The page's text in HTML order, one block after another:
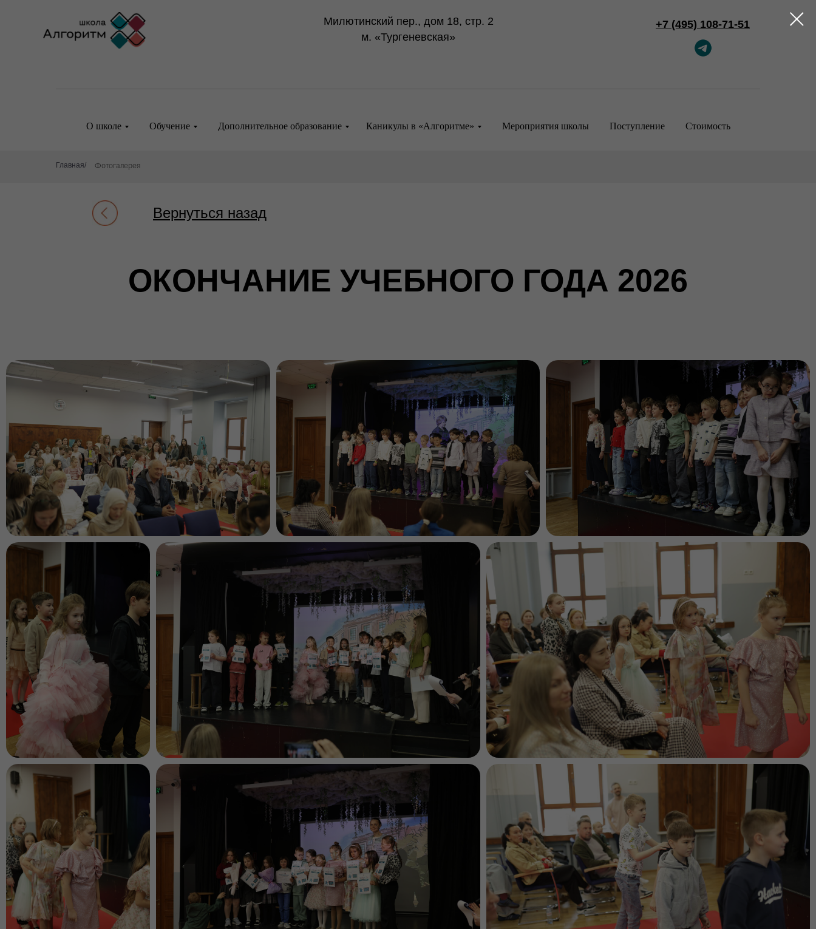
+7 (495) 108-71-51
Милютинский пер., дом 18, стр. 2
м. «Тургеневская»
О школе Обучение Дополнительное образование Каникулы в «Алгоритме» Мероприятия школы Поступление Стоимость
Главная/ Фотогалерея
Вернуться назад
ОКОНЧАНИЕ УЧЕБНОГО ГОДА 2026